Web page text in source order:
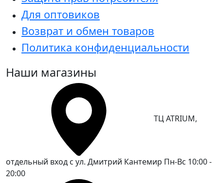
Для оптовиков
Возврат и обмен товаров
Политика конфиденциальности
Наши магазины
ТЦ ATRIUM,
отдельный вход с ул. Дмитрий Кантемир Пн-Вс 10:00 -
20:00